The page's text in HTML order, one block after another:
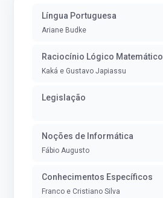
Língua Portuguesa
Ariane Budke
Raciocínio Lógico Matemático
Kaká e Gustavo Japiassu
Legislação
Noções de Informática
Fábio Augusto
Conhecimentos Específicos
Franco e Cristiano Silva